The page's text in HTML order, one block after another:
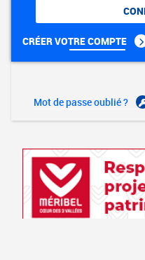
CRÉER VOTRE COMPTE
Mot de passe oublié ?